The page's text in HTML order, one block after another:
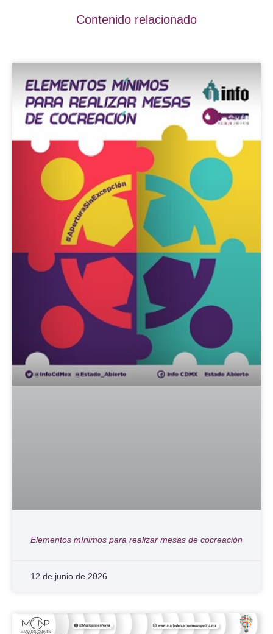
Contenido relacionado
Elementos mínimos para realizar mesas de cocreación
12 de junio de 2026